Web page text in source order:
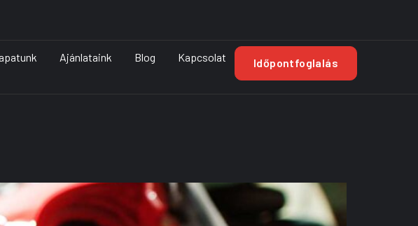
Ajánlataink Blog Kapcsolat Időpontfoglalás